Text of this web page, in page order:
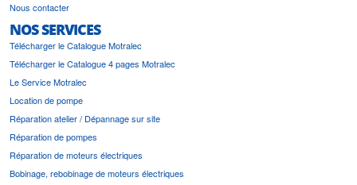
Nous contacter
NOS SERVICES
Télécharger le Catalogue Motralec
Télécharger le Catalogue 4 pages Motralec
Le Service Motralec
Location de pompe
Réparation atelier / Dépannage sur site
Réparation de pompes
Réparation de moteurs électriques
Bobinage, rebobinage de moteurs électriques